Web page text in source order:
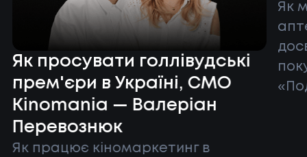
Як просувати голлівудські
прем'єри в Україні, CMO
Kinomania — Валеріан
Перевознюк
Як працює кіномаркетинг в
Як